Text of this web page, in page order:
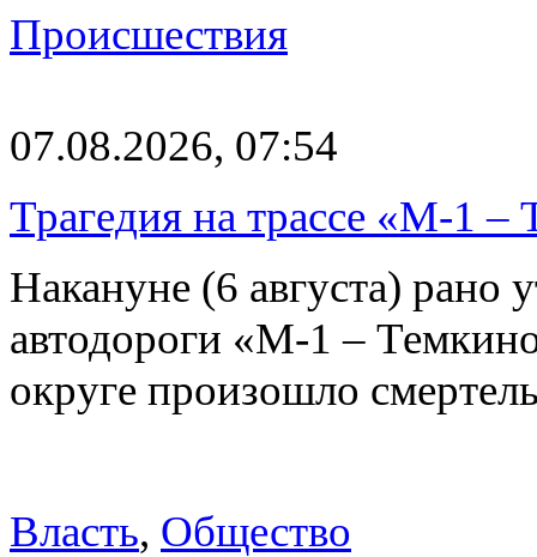
Происшествия
07.08.2026, 07:54
Трагедия на трассе «М-1 –
Накануне (6 августа) рано
автодороги «М-1 –
округе произошло
Власть, Общество